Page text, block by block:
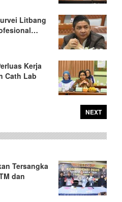
Litbang
Kerja
Cath Lab
NEXT
Tersangka
dan